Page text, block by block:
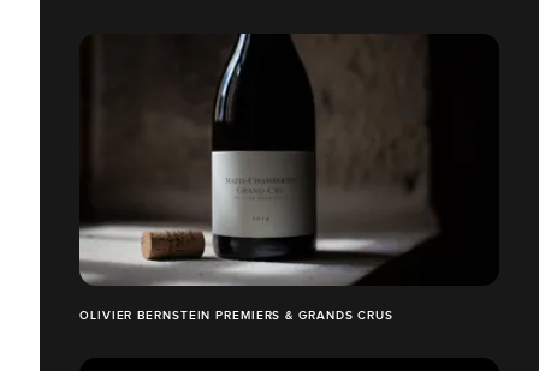
OLIVIER BERNSTEIN PREMIERS & GRANDS CRUS